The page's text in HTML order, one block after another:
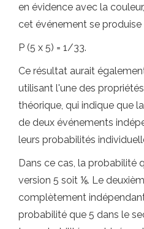
en évidence avec la
cet événement se produise
P (5 x 5) = 1/33.
Ce résultat aurait
utilisant l'une des
théorique, qui indique que
de deux événements
leurs probabilités
Dans ce cas, la probabilité
version 5 soit ⅙. Le
complètement
probabilité que 5 dans le